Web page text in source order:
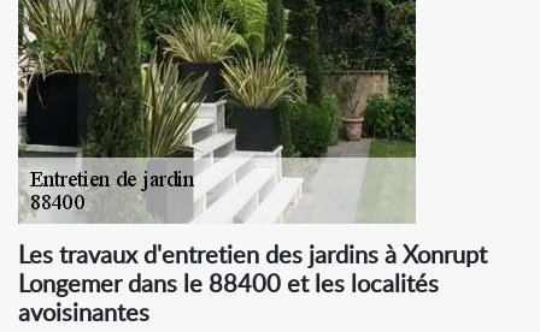
Les travaux d'entretien des jardins à Xonrupt
Longemer dans le 88400 et les localités
avoisinantes